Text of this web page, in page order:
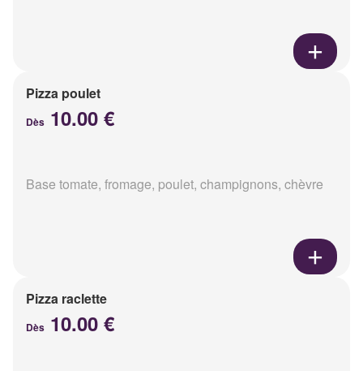
Pizza poulet
Dès 10.00 €
Base tomate, fromage, poulet, champignons, chèvre
Pizza raclette
Dès 10.00 €